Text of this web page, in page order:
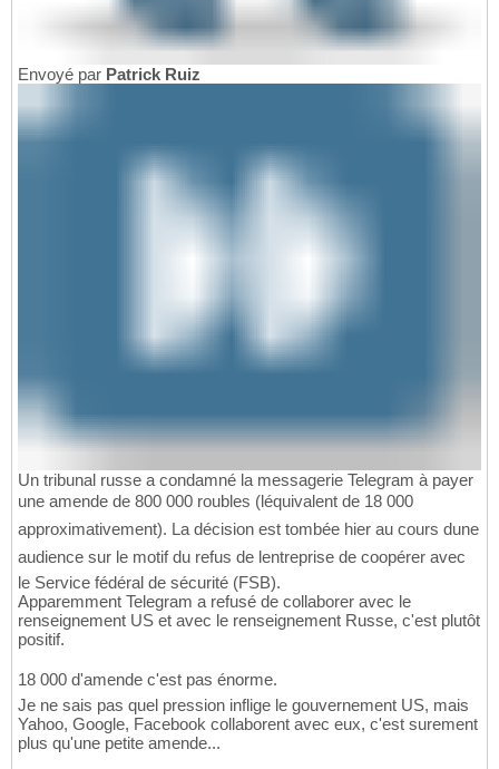
Envoyé par Patrick Ruiz
Un tribunal russe a condamné la messagerie Telegram à payer
une amende de 800 000 roubles (léquivalent de 18 000 
approximativement). La décision est tombée hier au cours dune
audience sur le motif du refus de lentreprise de coopérer avec
le Service fédéral de sécurité (FSB).
Apparemment Telegram a refusé de collaborer avec le
renseignement US et avec le renseignement Russe, c'est plutôt
positif.
18 000 d'amende c'est pas énorme.
Je ne sais pas quel pression inflige le gouvernement US, mais
Yahoo, Google, Facebook collaborent avec eux, c'est surement
plus qu'une petite amende...